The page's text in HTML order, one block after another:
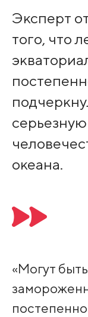
Эксперт
того, что
океана.
«Могут